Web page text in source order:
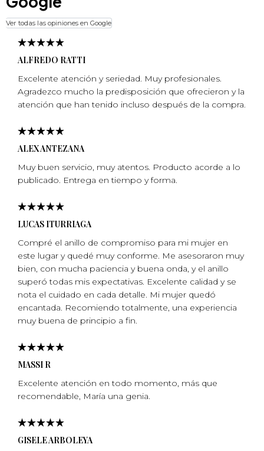
Ver todas las opiniones en Google
ALFREDO RATTI
Excelente atención y seriedad. Muy profesionales.
Agradezco mucho la predisposición que ofrecieron y la
atención que han tenido incluso después de la compra.
ALEX ANTEZANA
Muy buen servicio, muy atentos. Producto acorde a lo
publicado. Entrega en tiempo y forma.
LUCAS ITURRIAGA
Compré el anillo de compromiso para mi mujer en
este lugar y quedé muy conforme. Me asesoraron muy
bien, con mucha paciencia y buena onda, y el anillo
superó todas mis expectativas. Excelente calidad y se
nota el cuidado en cada detalle. Mi mujer quedó
encantada. Recomiendo totalmente, una experiencia
muy buena de principio a fin.
MASSI R
Excelente atención en todo momento, más que
recomendable, Marí­a una genia.
GISELE ARBOLEYA